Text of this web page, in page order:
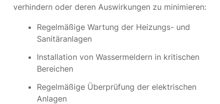
verhindern oder deren Auswirkungen zu minimieren:
Regelmäßige Wartung der Heizungs- und
Sanitäranlagen
Installation von Wassermeldern in kritischen
Bereichen
Regelmäßige Überprüfung der elektrischen
Anlagen